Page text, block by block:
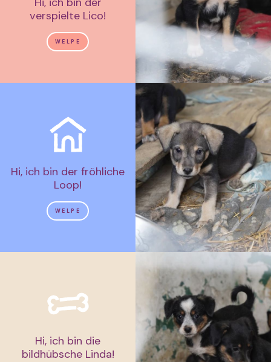
verspielte Lico!
WELPE
Hi, ich bin der fröhliche
Loop!
WELPE
Hi, ich bin die
bildhübsche Linda!